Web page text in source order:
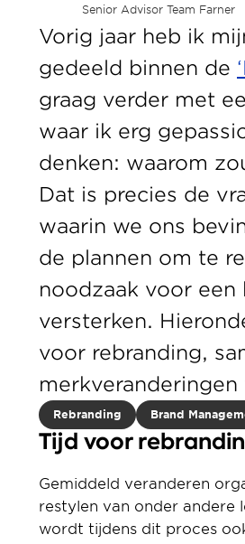
Senior Advisor Team Farner
Vorig jaar heb ik
gedeeld binnen de
graag verder met
waar ik erg
denken: waarom
Dat is precies de
waarin we ons
de plannen om te
noodzaak voor
versterken.
voor rebranding,
Rebranding Brand
Tijd voor
Gemiddeld veranderen
restylen van onder andere
wordt tijdens dit proces